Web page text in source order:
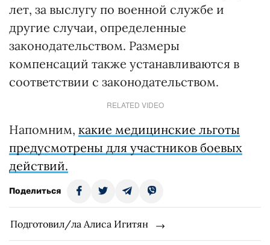
лет, за выслугу по военной службе и
другие случаи, определенные
законодательством. Размеры
компенсаций также устанавливаются в
соответствии с законодательством.
RELATED VIDEO
Напомним, какие медицинские льготы
предусмотрены для участников боевых
действий.
Поделиться
Подготовил/ла Алиса Игитян